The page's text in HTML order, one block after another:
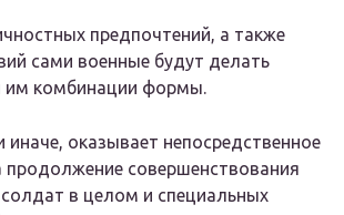
предпочтений, а также
сами военные будут делать
им комбинации формы.
иначе, оказывает непосредственное
продолжение совершенствования
в целом и специальных